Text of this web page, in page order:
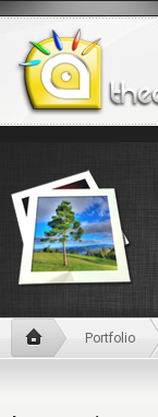
Portfolio